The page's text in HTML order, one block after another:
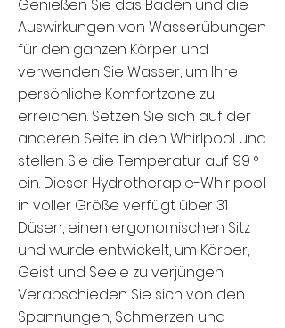
Genießen Sie das Baden und die
Auswirkungen von Wasserübungen
für den ganzen Körper und
verwenden Sie Wasser, um Ihre
persönliche Komfortzone zu
erreichen. Setzen Sie sich auf der
anderen Seite in den Whirlpool und
stellen Sie die Temperatur auf 99 °
ein. Dieser Hydrotherapie-Whirlpool
in voller Größe verfügt über 31
Düsen, einen ergonomischen Sitz
und wurde entwickelt, um Körper,
Geist und Seele zu verjüngen.
Verabschieden Sie sich von den
Spannungen, Schmerzen und